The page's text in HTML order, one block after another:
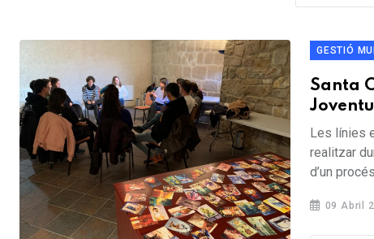
GESTIÓ
Santa
Les línies
realitzar
d’un
09 Abril